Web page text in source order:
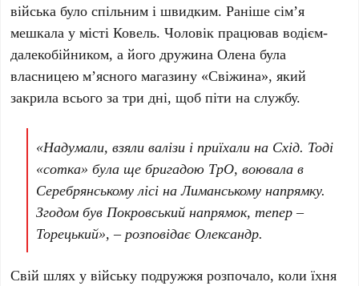
війська було спільним і швидким. Раніше сім’я
мешкала у місті Ковель. Чоловік працював водієм-
далекобійником, а його дружина Олена була
власницею м’ясного магазину «Свіжина», який
закрила всього за три дні, щоб піти на службу.
«Надумали, взяли валізи і приїхали на Схід. Тоді
«сотка» була ще бригадою ТрО, воювала в
Серебрянському лісі на Лиманському напрямку.
Згодом був Покровський напрямок, тепер –
Торецький», – розповідає Олександр.
Свій шлях у війську подружжя розпочало, коли їхня